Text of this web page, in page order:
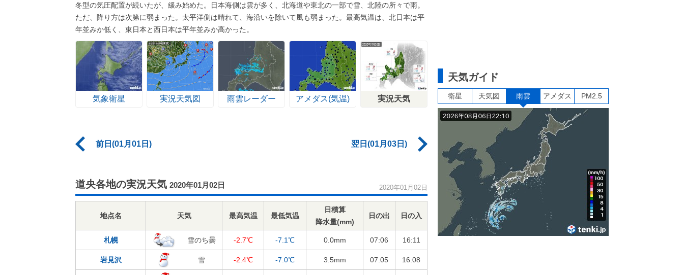
冬型の気圧配置が続いたが、緩み始めた。日本海側は雲が多く、北海道や東北の一部で雪、北陸の所々で雨。
ただ、降り方は次第に弱まった。太平洋側は晴れて、海沿いを除いて風も弱まった。最高気温は、北日本は平
年並みか低く、東日本と西日本は平年並みか高かった。
気象衛星 実況天気図 雨雲レーダー アメダス(気温) 実況天気
前日(01月01日) 翌日(01月03日)
道央各地の実況天気 2020年01月02日 2020年01月02日
地点名 天気 最高気温 最低気温
日積算
降水量(mm)
日の出 日の入
札幌 雪のち曇 -2.7℃ -7.1℃ 0.0mm 07:06 16:11
岩見沢 雪 -2.4℃ -7.0℃ 3.5mm 07:05 16:08
天気ガイド
衛星 天気図 雨雲 アメダス PM2.5